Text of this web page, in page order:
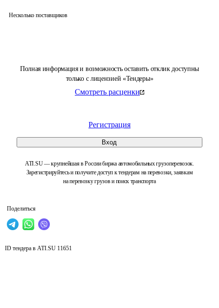
Полная информация и возможность оставить отклик доступны
только с лицензией «Тендеры»
Смотреть расценки
Регистрация
Вход
ATI.SU — крупнейшая в России биржа автомобильных грузоперевозок.
Зарегистрируйтесь и получите доступ к тендерам на перевозки, заявкам
на перевозку грузов и поиск транспорта
Поделиться
Несколько поставщиков
ID тендера в ATI.SU 11651